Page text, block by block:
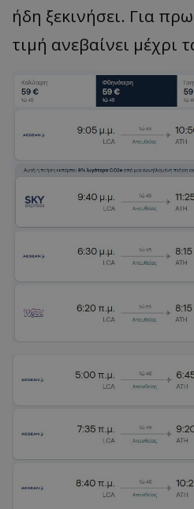
ήδη ξεκινήσει. Για
τιμή ανεβαίνει μέχρι